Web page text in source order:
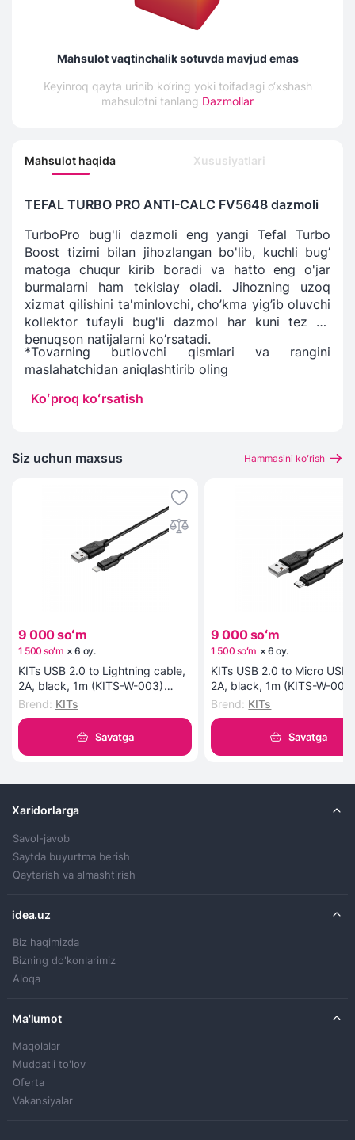
Mahsulot vaqtinchalik sotuvda mavjud emas
Keyinroq qayta urinib ko‘ring yoki toifadagi o‘xshash
mahsulotni tanlang Dazmollar
Mahsulot haqida Xususiyatlari
TEFAL TURBO PRO ANTI-CALC FV5648 dazmoli
TurboPro bug'li dazmoli eng yangi Tefal Turbo
Boost tizimi bilan jihozlangan bo'lib, kuchli bug’
matoga chuqur kirib boradi va hatto eng o'jar
burmalarni ham tekislay oladi. Jihozning uzoq
xizmat qilishini ta'minlovchi, cho’kma yig’ib oluvchi
kollektor tufayli bug'li dazmol har kuni tez va
benuqson natijalarni ko’rsatadi.
*Tovarning butlovchi qismlari va rangini
maslahatchidan aniqlashtirib oling
Koʻproq koʻrsatish
Siz uchun maxsus Hammasini koʻrish
9 000 soʻm
1 500 soʻm ×6 oy.
KITs USB 2.0 to Lightning cable,
2A, black, 1m (KITS-W-003)
kabeli
Brend: KITs
Savatga
9 000 soʻm
1 500 soʻm × 6 oy.
KITs USB 2.0 to Micro USB
2A, black, 1m (KITS-W-
kabeli
Brend: KITs
Savatga
Xaridorlarga
Savol-javob
Saytda buyurtma berish
Qaytarish va almashtirish
idea.uz
Biz haqimizda
Bizning do'konlarimiz
Aloqa
Ma'lumot
Maqolalar
Muddatli to'lov
Oferta
Vakansiyalar